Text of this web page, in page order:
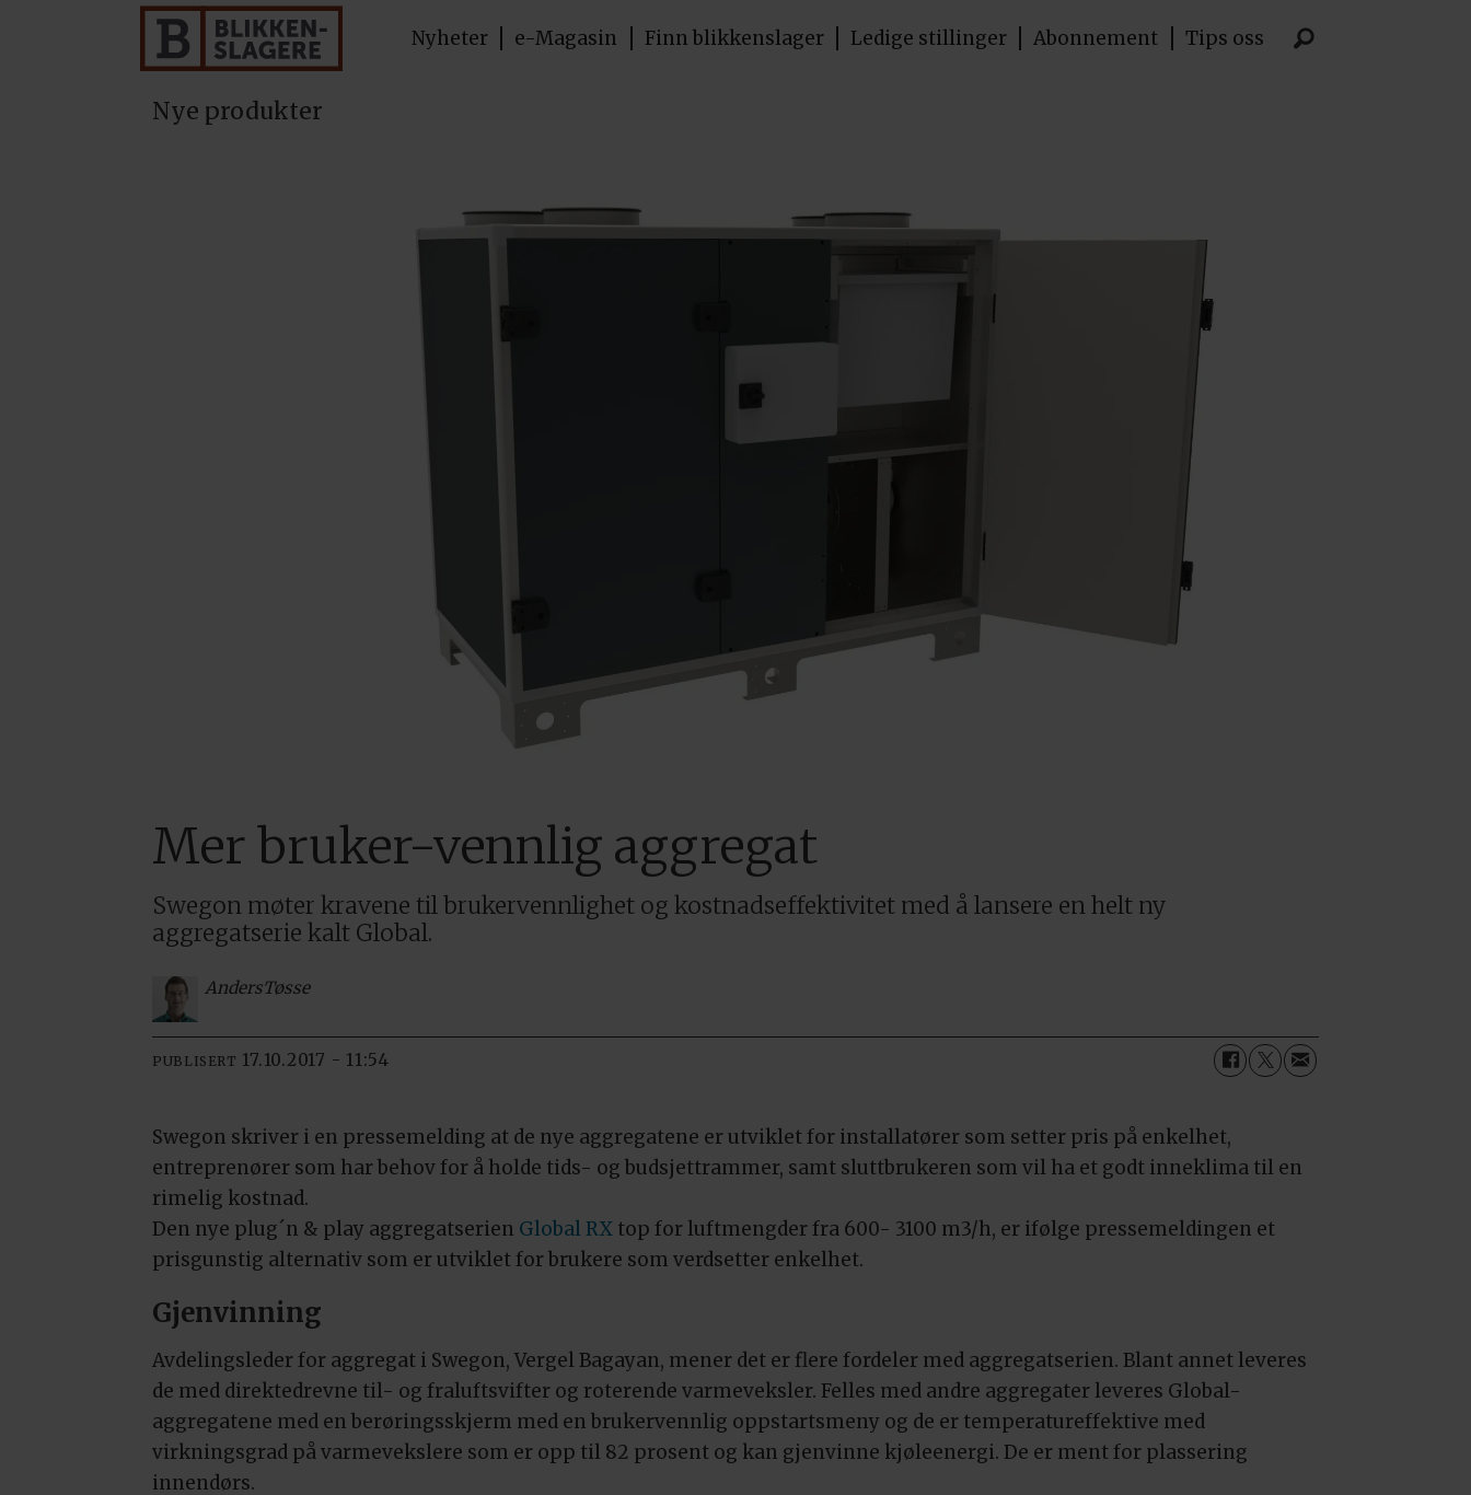
Nyheter e-Magasin Finn blikkenslager Ledige stillinger Abonnement Tips oss
Nye produkter
Mer bruker-vennlig aggregat
Swegon møter kravene til brukervennlighet og kostnadseffektivitet med å lansere en helt ny
aggregatserie kalt Global.
AndersTøsse
PUBLISERT 17.10.2017 - 11:54
Swegon skriver i en pressemelding at de nye aggregatene er utviklet for installatører som setter pris på enkelhet,
entreprenører som har behov for å holde tids- og budsjettrammer, samt sluttbrukeren som vil ha et godt inneklima til en
rimelig kostnad.
Den nye plug´n & play aggregatserien Global RX top for luftmengder fra 600- 3100 m3/h, er ifølge pressemeldingen et
prisgunstig alternativ som er utviklet for brukere som verdsetter enkelhet.
Gjenvinning
Avdelingsleder for aggregat i Swegon, Vergel Bagayan, mener det er flere fordeler med aggregatserien. Blant annet leveres
de med direktedrevne til- og fraluftsvifter og roterende varmeveksler. Felles med andre aggregater leveres Global-
aggregatene med en berøringsskjerm med en brukervennlig oppstartsmeny og de er temperatureffektive med
virkningsgrad på varmevekslere som er opp til 82 prosent og kan gjenvinne kjøleenergi. De er ment for plassering
innendørs.